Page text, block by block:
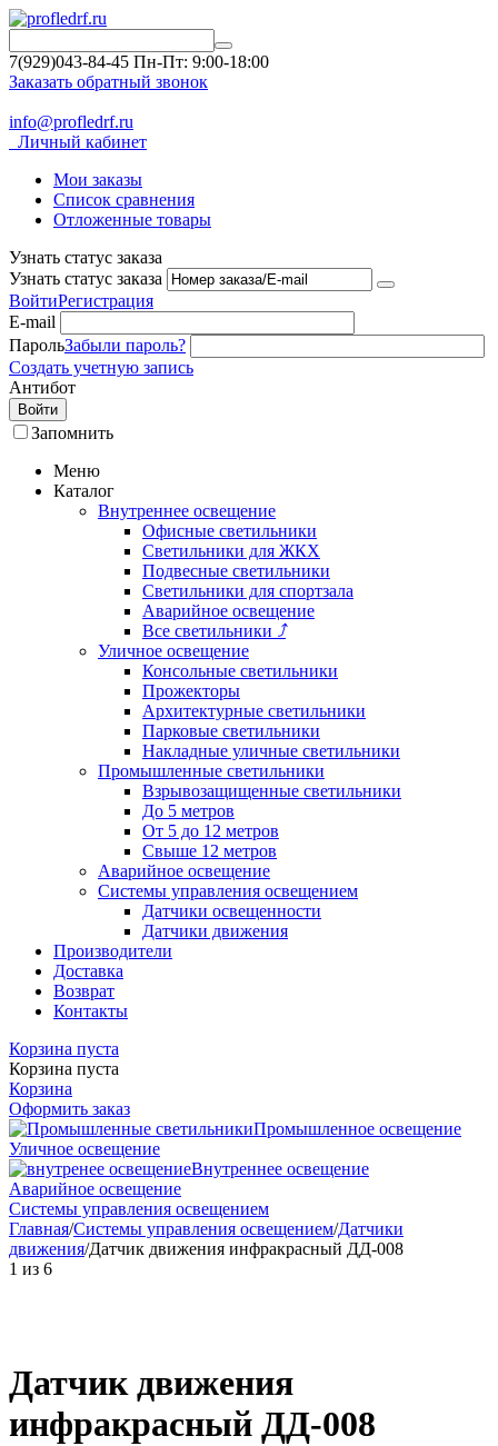
7(929)043-84-45 Пн-Пт: 9:00-18:00
Заказать обратный звонок
info@profledrf.ru
Личный кабинет
Мои заказы
Список сравнения
Отложенные товары
Узнать статус заказа
Узнать статус заказа
ВойтиРегистрация
E-mail
ПарольЗабыли пароль?
Создать учетную запись
Антибот
Войти
Запомнить
Меню
Каталог
Внутреннее освещение
Офисные светильники
Светильники для ЖКХ
Подвесные светильники
Светильники для спортзала
Аварийное освещение
Все светильники ⤴
Уличное освещение
Консольные светильники
Прожекторы
Архитектурные светильники
Парковые светильники
Накладные уличные светильники
Промышленные светильники
Взрывозащищенные светильники
До 5 метров
От 5 до 12 метров
Свыше 12 метров
Аварийное освещение
Системы управления освещением
Датчики освещенности
Датчики движения
Производители
Доставка
Возврат
Контакты
Корзина пуста
Корзина пуста
Корзина
Оформить заказ
Промышленное освещение
Уличное освещение
Внутреннее освещение
Аварийное освещение
Системы управления освещением
Главная/Системы управления освещением/Датчики
движения/Датчик движения инфракрасный ДД-008
1 из 6
Датчик движения
инфракрасный ДД-008